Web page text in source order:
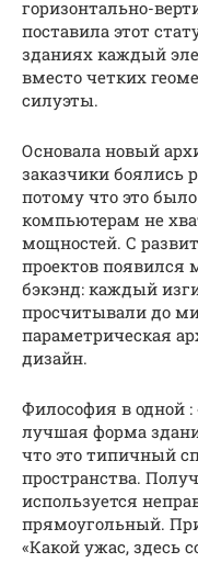
горизонтально-
поставила этот
зданиях каждый
вместо четких
силуэты.
Основала новый
заказчики боялись
потому что это
компьютерам не
мощностей. С
проектов появился
бэкэнд: каждый
просчитывали до
параметрическая
дизайн.
Философия в одной
лучшая форма
что это типичный
пространства.
используется
прямоугольный.
«Какой ужас, здесь